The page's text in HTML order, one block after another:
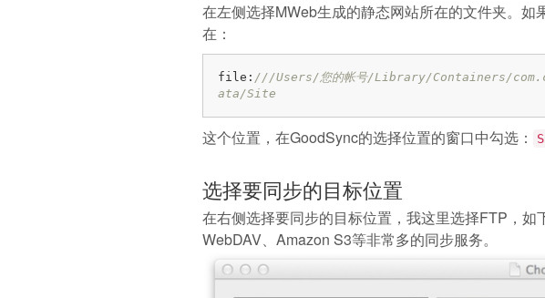
在左侧选择MWeb生成的静态网站所在的文件夹。
在：
file: ///Users/您的帐号/Library/Containers/
ata/Site
这个位置，在GoodSync的选择位置的窗口中勾选：
选择要同步的目标位置
在右侧选择要同步的目标位置，我这里选择FTP，如
WebDAV、Amazon S3等非常多的同步服务。